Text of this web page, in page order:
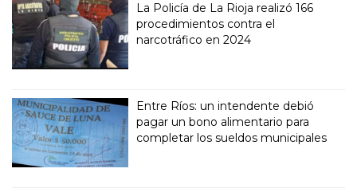
La Policía de La Rioja realizó 166
procedimientos contra el
narcotráfico en 2024
Entre Ríos: un intendente debió
pagar un bono alimentario para
completar los sueldos municipales